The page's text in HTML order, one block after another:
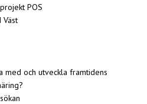
POS
med och utveckla framtidens